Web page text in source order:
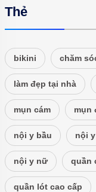
Thẻ
bikini chăm
làm đẹp tại nhà
mụn cám mụn
nội y bầu nội
nội y nữ quần
quần lót cao cấp